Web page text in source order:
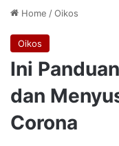
Home /Oikos
Oikos
Ini
dan
Corona